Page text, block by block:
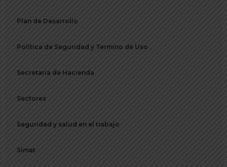
Plan de Desarrollo
Política de Seguridad y Termino de Uso
Secretaria de Hacienda
Sectores
Seguridad y salud en el trabajo
Simat